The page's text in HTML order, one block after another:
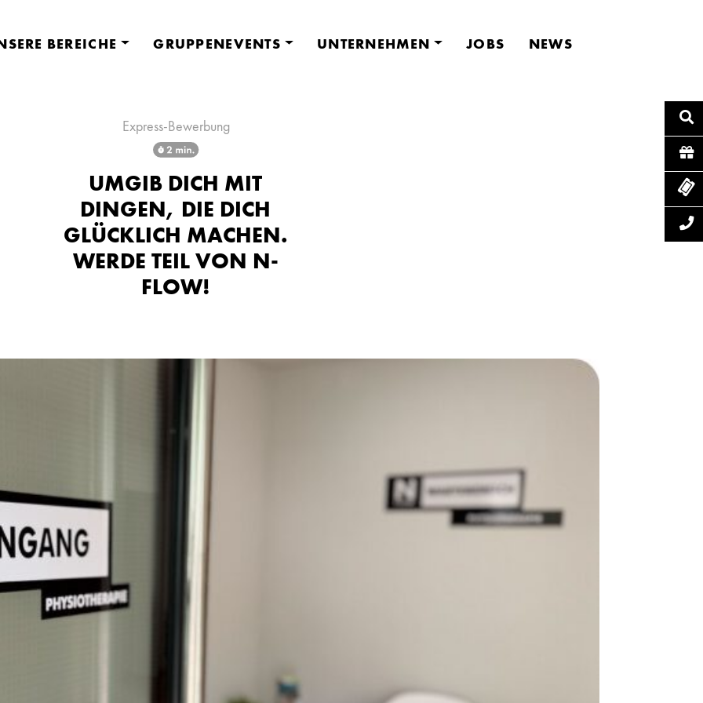
BEREICHE GRUPPENEVENTS UNTERNEHMEN JOBS NEWS
Express-Bewerbung
UMGIB DICH MIT
DINGEN, DIE DICH
GLÜCKLICH MACHEN.
WERDE TEIL VON N-
FLOW!